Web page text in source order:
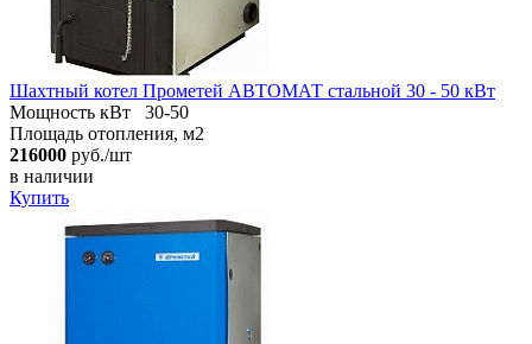
Шахтный котел Прометей АВТОМАТ стальной 30 - 50 кВт
Мощность кВт
30-50
Площадь отопления, м2
216000 руб./шт
в наличии
Купить